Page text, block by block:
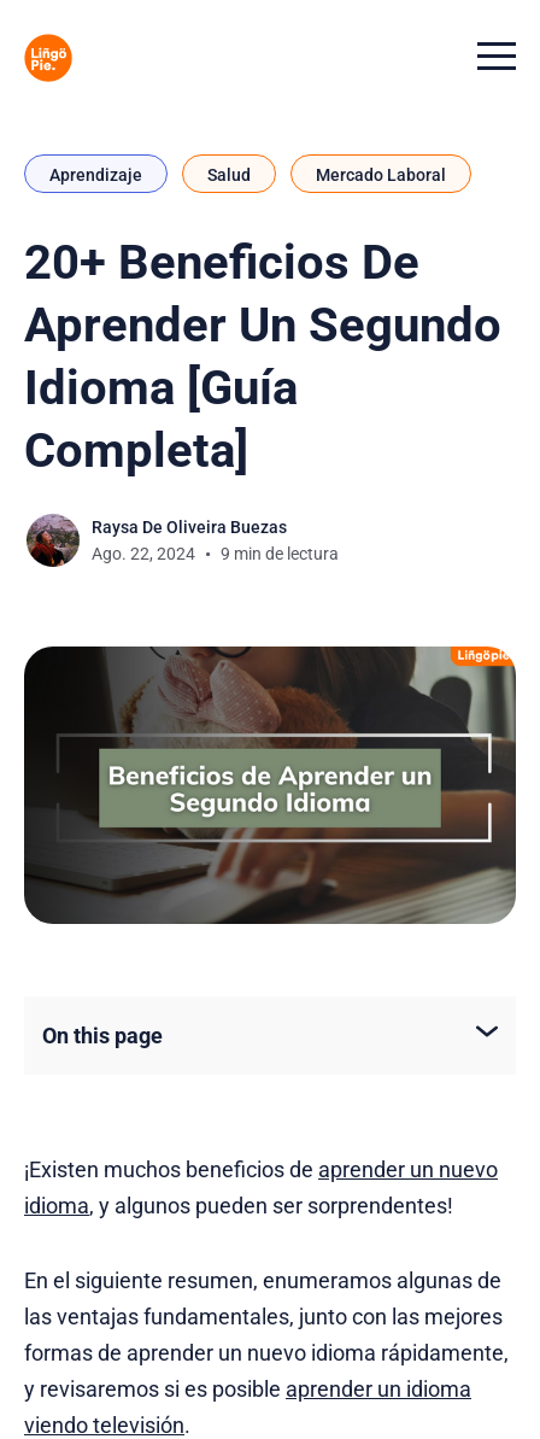
Menu
Aprendizaje Salud Mercado Laboral
20+ Beneficios De
Aprender Un Segundo
Idioma [Guía
Completa]
Raysa De Oliveira Buezas
Ago. 22, 2024
9 min de lectura
On this page
¡Existen muchos beneficios de aprender un nuevo
idioma, y algunos pueden ser sorprendentes!
En el siguiente resumen, enumeramos algunas de
las ventajas fundamentales, junto con las mejores
formas de aprender un nuevo idioma rápidamente,
y revisaremos si es posible aprender un idioma
viendo televisión.